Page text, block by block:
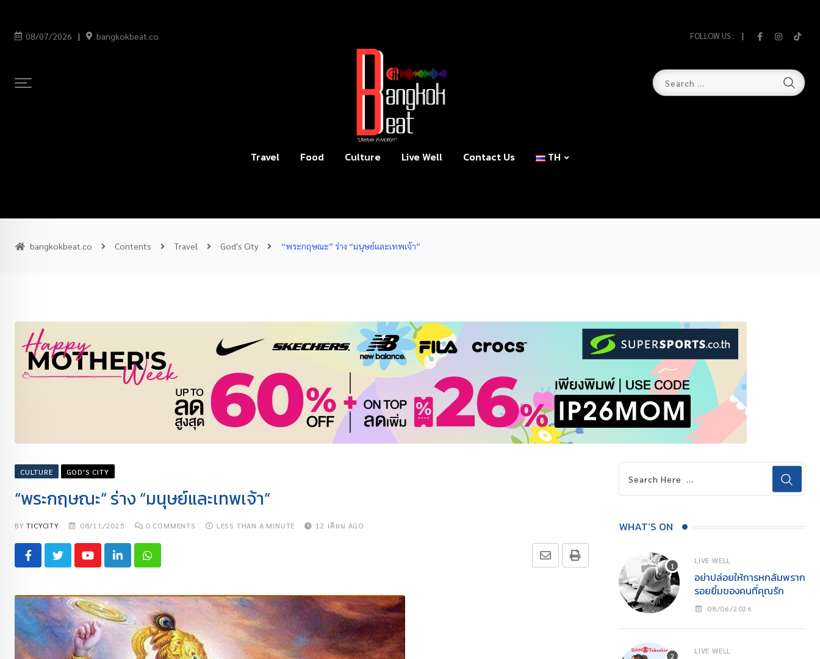
08/07/2026 bangkokbeat.co FOLLOW US :
Travel Food Culture Live Well Contact Us TH
bangkokbeat.co Contents Travel God's City “พระกฤษณะ” ร่าง “มนุษย์และเทพเจ้า”
CULTURE GOD'S CITY
“พระกฤษณะ” ร่าง “มนุษย์และเทพเจ้า”
BYTICYCITY 08/11/2025 0 COMMENTS LESS THAN A MINUTE 12 เดือน AGO WHAT’S ON
LIVE WELL
อย่าปล่อยให้การหกล้มพราก
รอยยิ้มของคนที่คุณรัก
08/06/2026
LIVE WELL